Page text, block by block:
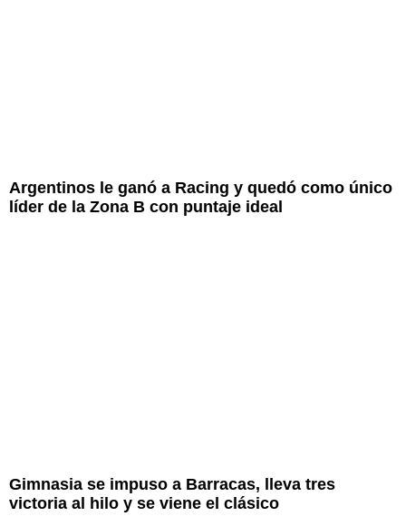
Argentinos le ganó a Racing y quedó como único
líder de la Zona B con puntaje ideal
Gimnasia se impuso a Barracas, lleva tres
victoria al hilo y se viene el clásico